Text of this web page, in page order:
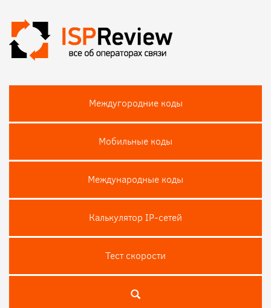
Междугородние коды
Мобильные коды
Международные коды
Калькулятор IP-сетей
Тест скороcти